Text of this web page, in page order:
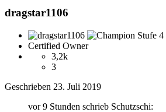
dragstar1106
Certified Owner
3,2k
3
Geschrieben 23. Juli 2019
vor 9 Stunden schrieb Schutzschi: